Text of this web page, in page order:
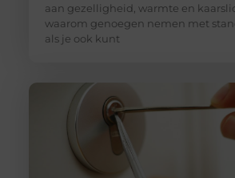
aan gezelligheid, warmte en
waarom genoegen nemen met
als je ook kunt